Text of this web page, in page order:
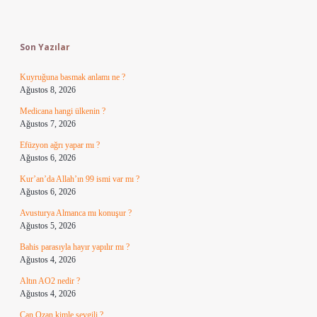
Son Yazılar
Kuyruğuna basmak anlamı ne ?
Ağustos 8, 2026
Medicana hangi ülkenin ?
Ağustos 7, 2026
Efüzyon ağrı yapar mı ?
Ağustos 6, 2026
Kur’an’da Allah’ın 99 ismi var mı ?
Ağustos 6, 2026
Avusturya Almanca mı konuşur ?
Ağustos 5, 2026
Bahis parasıyla hayır yapılır mı ?
Ağustos 4, 2026
Altın AO2 nedir ?
Ağustos 4, 2026
Can Ozan kimle sevgili ?